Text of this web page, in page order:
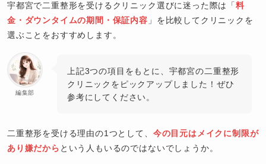
宇都宮で二重整形を受けるクリニック選びに迷った際は「料
金・ダウンタイムの期間・保証内容 」を比較してクリニックを
選ぶことをおすすめします。
編集部
上記3つの項目をもとに、宇都宮の二重整形
クリニックをピックアップしました！ぜひ
参考にしてください。
二重整形を受ける理由の1つとして、 今の目元はメイクに制限が
あり嫌だから という人もいるのではないでしょうか。